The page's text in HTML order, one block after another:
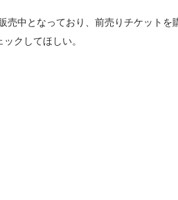
売中となっており、前売りチケットを
クしてほしい。